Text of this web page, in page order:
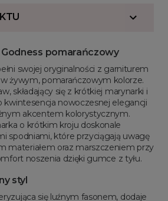
Godness pomarańczowy
swojej oryginalności z garniturem
żywym, pomarańczowym kolorze.
składający się z krótkiej marynarki i
kwintesencja nowoczesnej elegancji
akcentem kolorystycznym.
o krótkim kroju doskonale
spodniami, które przyciągają uwagę
materiałem oraz marszczeniem przy
noszenia dzięki gumce z tyłu.
styl
się luźnym fasonem, dodaje